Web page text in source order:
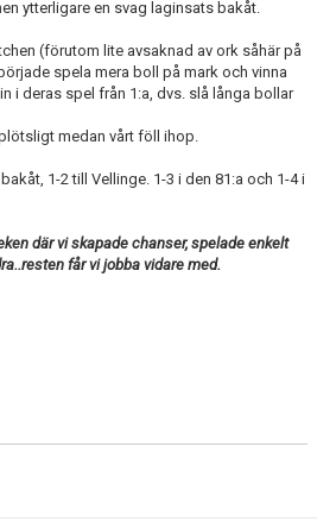
ytterligare en svag laginsats bakåt.
(förutom lite avsaknad av ork såhär på
spela mera boll på mark och vinna
i deras spel från 1:a, dvs. slå långa bollar
medan vårt föll ihop.
1-2 till Vellinge. 1-3 i den 81:a och 1-4 i
där vi skapade chanser, spelade enkelt
får vi jobba vidare med.